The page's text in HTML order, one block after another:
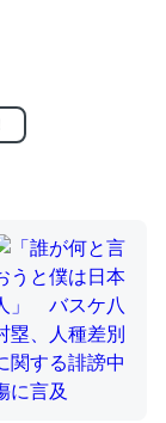
収されないけ
ばするほど分